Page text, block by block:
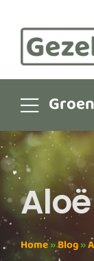
Home»Blog»